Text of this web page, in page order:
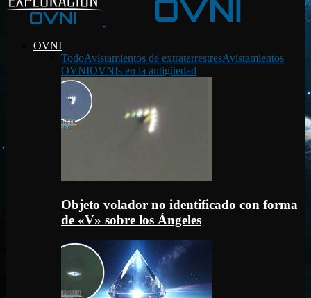
OVNI
TodoAvistamientos de extraterrestresAvistamientos
OVNIOVNIs en la antigüedad
Objeto volador no identificado con forma
de «V» sobre los Ángeles